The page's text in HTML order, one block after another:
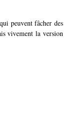
peuvent fâcher des
vivement la version